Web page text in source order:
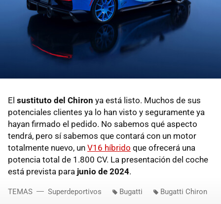
El sustituto del Chiron ya está listo. Muchos de sus
potenciales clientes ya lo han visto y seguramente ya
hayan firmado el pedido. No sabemos qué aspecto
tendrá, pero sí sabemos que contará con un motor
totalmente nuevo, un V16 híbrido que ofrecerá una
potencia total de 1.800 CV. La presentación del coche
está prevista para junio de 2024.
TEMAS Superdeportivos Bugatti Bugatti Chiron